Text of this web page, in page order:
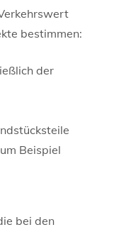
bestimmen:
der
Beispiel
bei den